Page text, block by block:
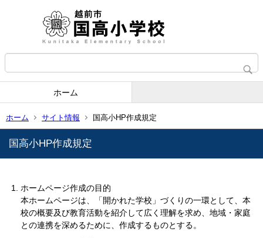
ホーム
ホーム サイト情報 国高小HP作成規定
国高小HP作成規定
ホームページ作成の目的
本ホームページは、「開かれた学校」づくりの一環として、本
校の概要及び教育活動を紹介して広く理解を求め、地域・家庭
との連携を深めるために、作成するものとする。